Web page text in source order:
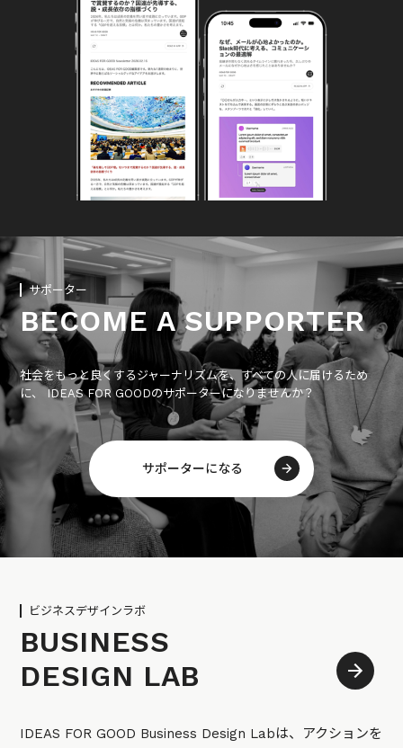
サポーター
BECOME A SUPPORTER
社会をもっと良くするジャーナリズムを、すべての人に届けるため
に、 IDEAS FOR GOODのサポーターになりませんか？
サポーターになる
ビジネスデザインラボ
BUSINESS
DESIGN LAB
IDEAS FOR GOOD Business Design Labは、アクションを